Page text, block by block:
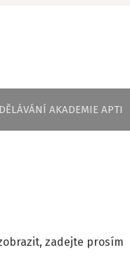
AKADEMIE APTI
zadejte prosím